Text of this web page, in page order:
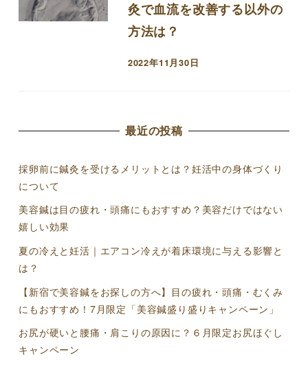
灸で血流を改善する以外の
方法は？
投稿日
2022年11月30日
最近の投稿
採卵前に鍼灸を受けるメリットとは？妊活中の身体づくり
について
美容鍼は目の疲れ・頭痛にもおすすめ？美容だけではない
嬉しい効果
夏の冷えと妊活｜エアコン冷えが着床環境に与える影響と
は？
【新宿で美容鍼をお探しの方へ】目の疲れ・頭痛・むくみ
にもおすすめ！7月限定「美容鍼盛り盛りキャンペーン」
お尻が硬いと腰痛・肩こりの原因に？６月限定お尻ほぐし
キャンペーン